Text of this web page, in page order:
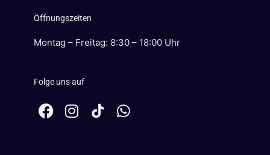
Öffnungszeiten
Montag – Freitag: 8:30 – 18:00 Uhr
Folge uns auf
F
a
I
n
W
h